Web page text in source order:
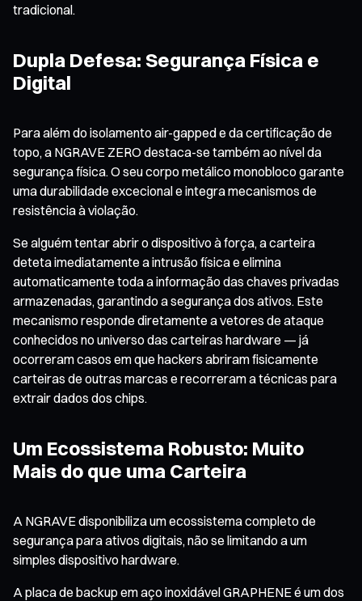
tradicional.
Dupla Defesa: Segurança Física e
Digital
Para além do isolamento air-gapped e da certificação de
topo, a NGRAVE ZERO destaca-se também ao nível da
segurança física. O seu corpo metálico monobloco garante
uma durabilidade excecional e integra mecanismos de
resistência à violação.
Se alguém tentar abrir o dispositivo à força, a carteira
deteta imediatamente a intrusão física e elimina
automaticamente toda a informação das chaves privadas
armazenadas, garantindo a segurança dos ativos. Este
mecanismo responde diretamente a vetores de ataque
conhecidos no universo das carteiras hardware — já
ocorreram casos em que hackers abriram fisicamente
carteiras de outras marcas e recorreram a técnicas para
extrair dados dos chips.
Um Ecossistema Robusto: Muito
Mais do que uma Carteira
A NGRAVE disponibiliza um ecossistema completo de
segurança para ativos digitais, não se limitando a um
simples dispositivo hardware.
A placa de backup em aço inoxidável GRAPHENE é um dos